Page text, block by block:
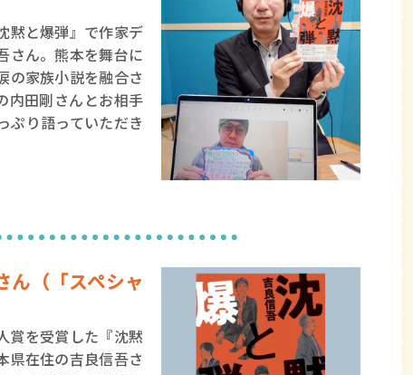
黙と爆弾』で作家デ
さん。熊本を舞台に
の家族小説を融合さ
内田剛さんとお相手
ぷり語っていただき
（「スペシャ
賞を受賞した『沈黙
県在住の吉良信吾さ
ロボット・イン・ザ・システム
著／デボラ・イン…